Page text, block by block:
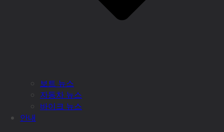
보트 뉴스
자동차 뉴스
바이크 뉴스
안내